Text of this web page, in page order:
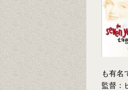
も有名
監督：